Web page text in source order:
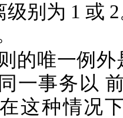
级别为 1 或 2
的唯一例
一事务以
这种情况